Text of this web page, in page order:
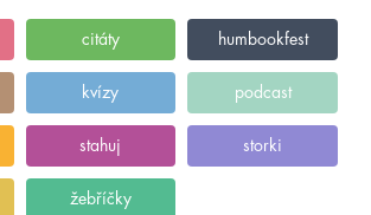
citáty humbookfest
kvízy podcast
stahuj storki
žebříčky